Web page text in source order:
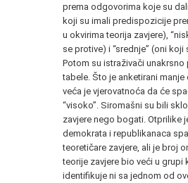
prema odgovorima koje su
koji su imali predispozicije
u okvirima teorija zavjere),
se protive) i “srednje” (oni koji
Potom su istraživači unakrsno
tabele. Što je anketirani manje
veća je vjerovatnoća da će
“visoko”. Siromašni su bili
zavjere nego bogati. Otprilike
demokrata i republikanaca
teoretičare zavjere, ali je broj
teorije zavjere bio veći u grupi
identifikuje ni sa jednom od